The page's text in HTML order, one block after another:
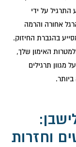
- ביצוע התרגיל על ידי
אחורה והרמה
בהגברת החיזוק.
האימון שלך,
מגוון תרגילים
וחזרות